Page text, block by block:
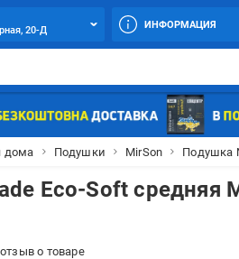
20-Д
ИНФОРМАЦИЯ
дома Подушки MirSon Подушка
Eco-Soft средняя
о товаре